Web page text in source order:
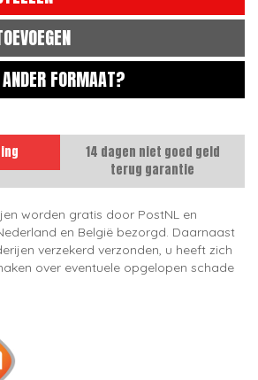
FORMAAT?
14 dagen niet goed geld
terug garantie
worden gratis door PostNL en
en België bezorgd. Daarnaast
verzekerd verzonden, u heeft zich
over eventuele opgelopen schade